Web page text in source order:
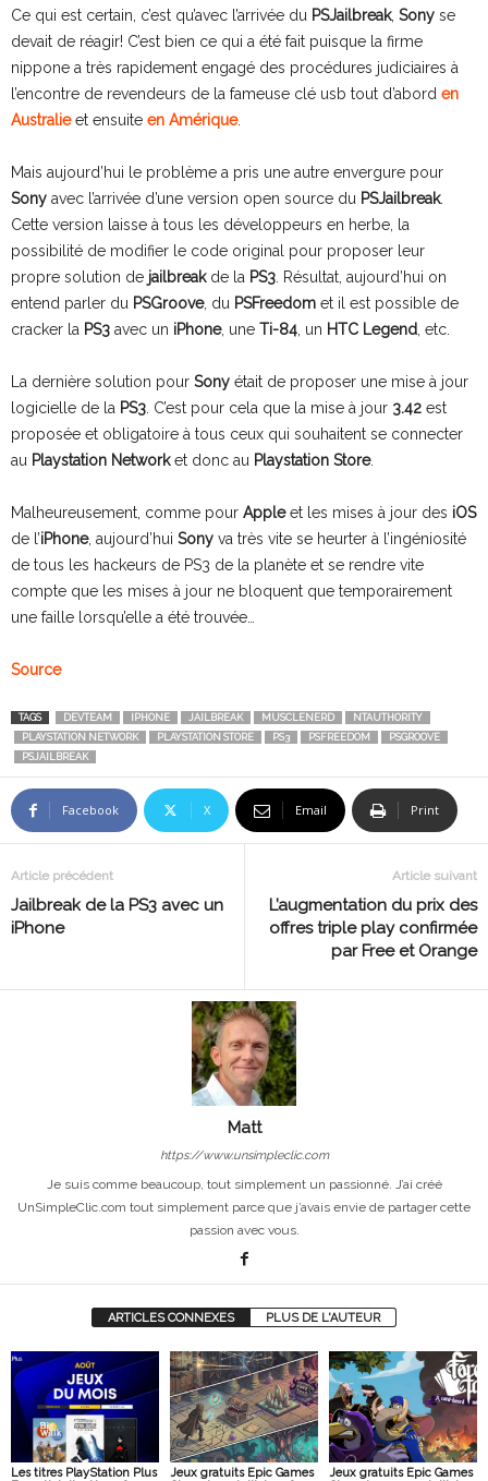
Ce qui est certain, c’est qu’avec l’arrivée du PSJailbreak, Sony se
devait de réagir! C’est bien ce qui a été fait puisque la firme
nippone a très rapidement engagé des procédures judiciaires à
l’encontre de revendeurs de la fameuse clé usb tout d’abord en
Australieet ensuite en Amérique.
Mais aujourd’hui le problème a pris une autre envergure pour
Sony avec l’arrivée d’une version open source du PSJailbreak.
Cette version laisse à tous les développeurs en herbe, la
possibilité de modifier le code original pour proposer leur
propre solution de jailbreakde la PS3 . Résultat, aujourd’hui on
entend parler du PSGroove, du PSFreedom et il est possible de
cracker la PS3 avec un iPhone, une Ti-84 , un HTC Legend , etc.
La dernière solution pour Sony était de proposer une mise à jour
logicielle de la PS3 . C’est pour cela que la mise à jour 3.42 est
proposée et obligatoire à tous ceux qui souhaitent se connecter
au Playstation Networket donc au Playstation Store.
Malheureusement, comme pour Appleet les mises à jour des iOS
de l’iPhone, aujourd’hui Sony va très vite se heurter à l’ingéniosité
de tous les hackeurs de PS3 de la planète et se rendre vite
compte que les mises à jour ne bloquent que temporairement
une faille lorsqu’elle a été trouvée…
Source
TAGS DEVTEAM IPHONE JAILBREAK MUSCLENERD
NTAUTHORITY
PLAYSTATION NETWORK
PLAYSTATION STORE PS3 PSFREEDOM
PSGROOVE
PSJAILBREAK
Facebook X Email Print
Article précédent
Jailbreak de la PS3 avec un
iPhone
Article suivant
L’augmentation du prix des
offres triple play confirmée
par Free et Orange
Matt
https://www.unsimpleclic.com
Je suis comme beaucoup, tout simplement un passionné. J’ai créé
UnSimpleClic.com tout simplement parce que j’avais envie de partager cette
passion avec vous.
ARTICLES CONNEXES PLUS DE L'AUTEUR
Les titres PlayStation Plus
Jeux gratuits Epic Games
Jeux gratuits Epic Games